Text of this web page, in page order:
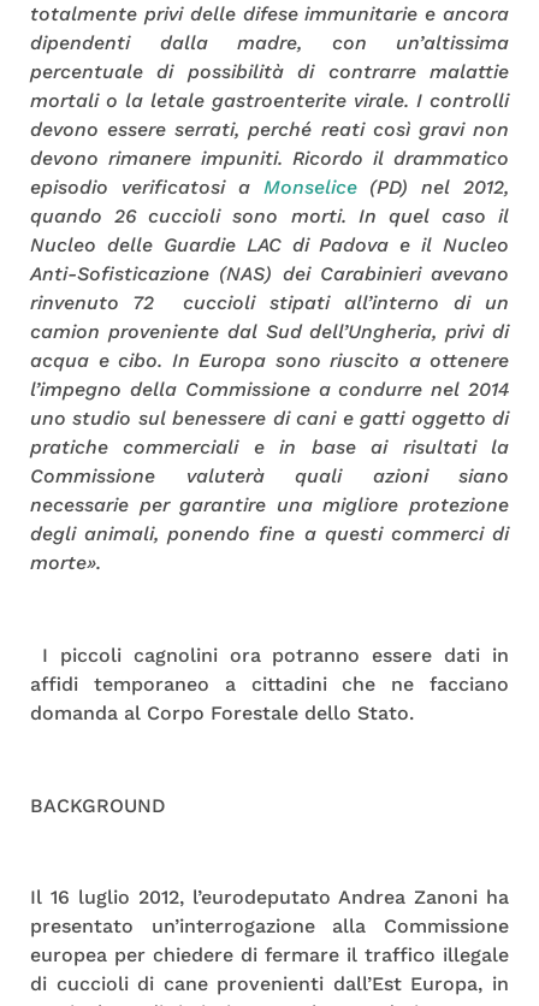
totalmente privi delle difese immunitarie e ancora
dipendenti dalla madre, con un’altissima
percentuale di possibilità di contrarre malattie
mortali o la letale gastroenterite virale. I controlli
devono essere serrati, perché reati così gravi non
devono rimanere impuniti. Ricordo il drammatico
episodio verificatosi a Monselice(PD) nel 2012,
quando 26 cuccioli sono morti. In quel caso il
Nucleo delle Guardie LAC di Padova e il Nucleo
Anti-Sofisticazione (NAS) dei Carabinieri avevano
rinvenuto 72 cuccioli stipati all’interno di un
camion proveniente dal Sud dell’Ungheria, privi di
acqua e cibo. In Europa sono riuscito a ottenere
l’impegno della Commissione a condurre nel 2014
uno studio sul benessere di cani e gatti oggetto di
pratiche commerciali e in base ai risultati la
Commissione valuterà quali azioni siano
necessarie per garantire una migliore protezione
degli animali, ponendo fine a questi commerci di
morte».
I piccoli cagnolini ora potranno essere dati in
affidi temporaneo a cittadini che ne facciano
domanda al Corpo Forestale dello Stato.
BACKGROUND
Il 16 luglio 2012, l’eurodeputato Andrea Zanoni ha
presentato un’interrogazione alla Commissione
europea per chiedere di fermare il traffico illegale
di cuccioli di cane provenienti dall’Est Europa, in